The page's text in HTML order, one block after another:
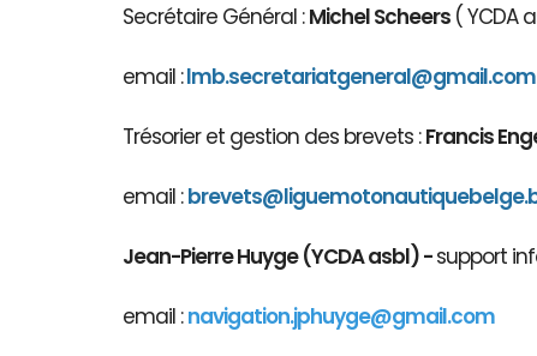
Secrétaire Général :Michel Scheers ( YCDA
email :lmb.secretariatgeneral@gmail.com
Trésorier et gestion des brevets :Francis
email :brevets@liguemotonautiqu
Jean-Pierre Huyge (YCDA asbl) -support
email :navigation.jphuyge@gmail.com